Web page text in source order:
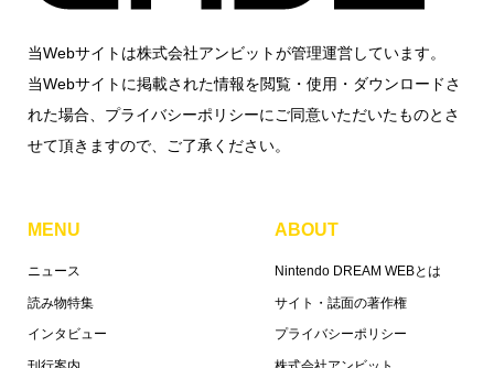
当Webサイトは株式会社アンビットが管理運営しています。
当Webサイトに掲載された情報を閲覧・使用・ダウンロードさ
れた場合、プライバシーポリシーにご同意いただいたものとさ
せて頂きますので、ご了承ください。
MENU
ニュース
読み物特集
インタビュー
ABOUT
Nintendo DREAM WEBとは
サイト・誌面の著作権
プライバシーポリシー